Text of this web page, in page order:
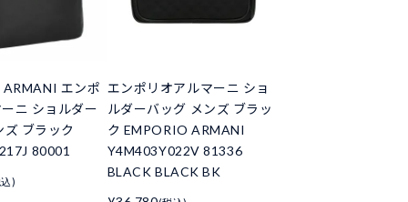
エンポ
ニ ショルダー
ブラック
80001
)
エンポリオアルマーニ ショ
ルダーバッグ メンズ ブラッ
ク EMPORIO ARMANI
Y4M403Y022V 81336
BLACK BLACK BK